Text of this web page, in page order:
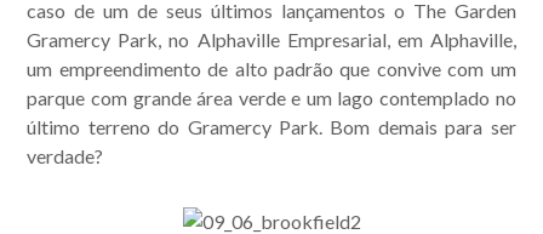
caso de um de seus últimos lançamentos o The Garden
Gramercy Park, no Alphaville Empresarial, em Alphaville,
um empreendimento de alto padrão que convive com um
parque com grande área verde e um lago contemplado no
último terreno do Gramercy Park. Bom demais para ser
verdade?